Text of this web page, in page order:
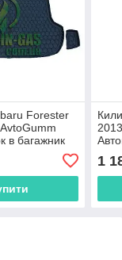
Forester
в багажник
1